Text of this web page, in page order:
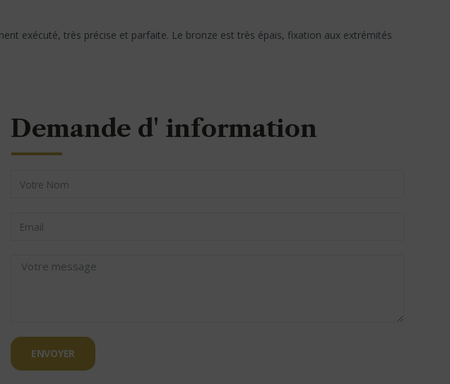
exécuté, très précise et parfaite. Le bronze est très épais, fixation aux extrémités
Demande d' information
ENVOYER